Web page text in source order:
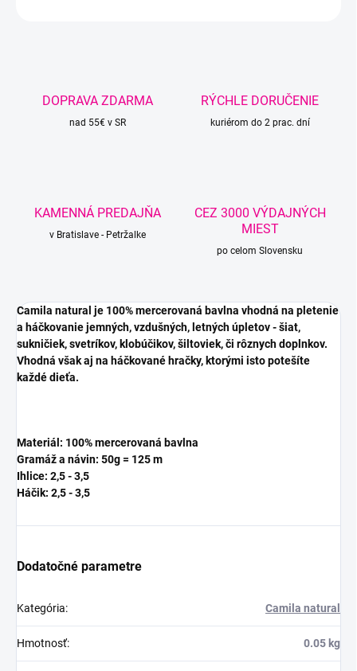
DOPRAVA ZDARMA
nad 55€ v SR
RÝCHLE DORUČENIE
kuriérom do 2 prac. dní
KAMENNÁ PREDAJŇA
v Bratislave - Petržalke
CEZ 3000 VÝDAJNÝCH
MIEST
po celom Slovensku
Camila natural je 100% mercerovaná bavlna vhodná na pletenie
a háčkovanie jemných, vzdušných, letných úpletov - šiat,
sukničiek, svetríkov, klobúčikov, šiltoviek, či rôznych doplnkov.
Vhodná však aj na háčkované hračky, ktorými isto potešíte
každé dieťa.
Materiál: 100% mercerovaná bavlna
Gramáž a návin: 50g = 125 m
Ihlice: 2,5 - 3,5
Háčik: 2,5 - 3,5
Dodatočné parametre
Kategória: Camila natural
Hmotnosť: 0.05 kg